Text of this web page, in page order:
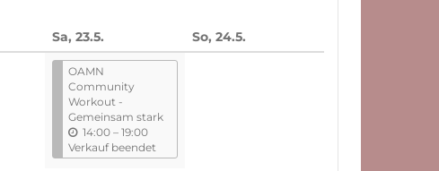
Sa, 23.5.
OAMN
Community
Workout -
Gemeinsam stark
14:00 –b
i
s
19:00
Verkauf beendet
So, 24.5.